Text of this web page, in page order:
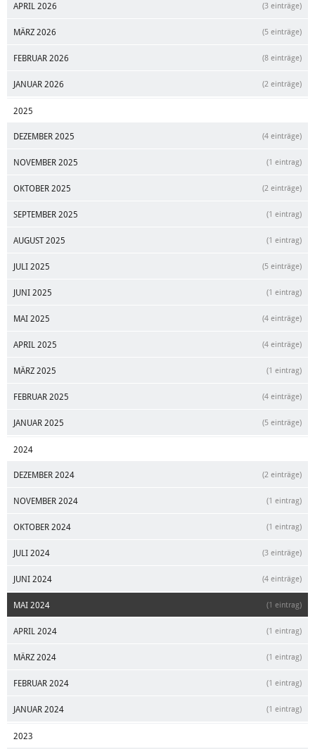
APRIL 2026 (3 einträge)
MÄRZ 2026 (5 einträge)
FEBRUAR 2026 (8 einträge)
JANUAR 2026 (2 einträge)
2025
DEZEMBER 2025 (4 einträge)
NOVEMBER 2025 (1 eintrag)
OKTOBER 2025 (2 einträge)
SEPTEMBER 2025 (1 eintrag)
AUGUST 2025 (1 eintrag)
JULI 2025 (5 einträge)
JUNI 2025 (1 eintrag)
MAI 2025 (4 einträge)
APRIL 2025 (4 einträge)
MÄRZ 2025 (1 eintrag)
FEBRUAR 2025 (4 einträge)
JANUAR 2025 (5 einträge)
2024
DEZEMBER 2024 (2 einträge)
NOVEMBER 2024 (1 eintrag)
OKTOBER 2024 (1 eintrag)
JULI 2024 (3 einträge)
JUNI 2024 (4 einträge)
MAI 2024 (1 eintrag)
APRIL 2024 (1 eintrag)
MÄRZ 2024 (1 eintrag)
FEBRUAR 2024 (1 eintrag)
JANUAR 2024 (1 eintrag)
2023